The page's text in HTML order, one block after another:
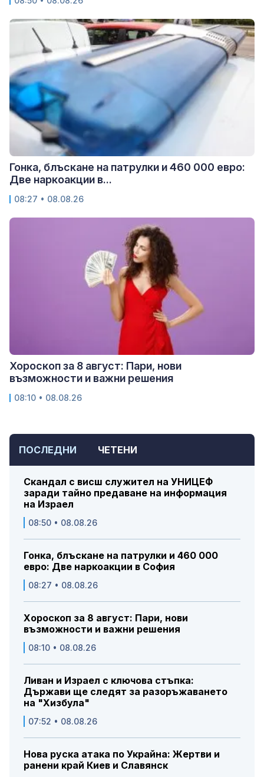
ПОСЛЕДНИ ЧЕТЕНИ
Скандал с висш служител на УНИЦЕФ
заради тайно предаване на информация
на Израел
08:50 • 08.08.26
Гонка, блъскане на патрулки и 460 000
евро: Две наркоакции в София
08:27 • 08.08.26
Хороскоп за 8 август: Пари, нови
възможности и важни решения
08:10 • 08.08.26
Ливан и Израел с ключова стъпка:
Държави ще следят за разоръжаването
на "Хизбула"
07:52 • 08.08.26
Нова руска атака по Украйна: Жертви и
ранени край Киев и Славянск
Гонка, блъскане на патрулки и 460 000 евро:
Две наркоакции в...
08:27 • 08.08.26
Хороскоп за 8 август: Пари, нови
възможности и важни решения
08:10 • 08.08.26